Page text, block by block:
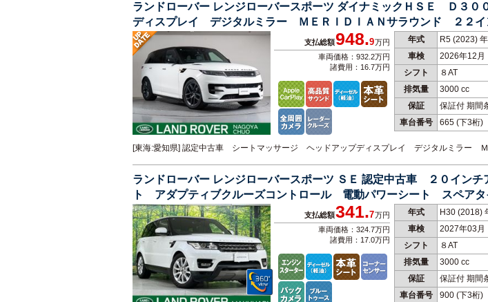
ランドローバー レンジローバースポーツ ダイナミックＨＳＥ Ｄ３
ディスプレイ デジタルミラー ＭＥＲＩＤＩＡＮサラウンド ２２
ンビエントライト エアサスペンション 全周囲カメラ年式 R5 (2023)
車検
2026年12月
シフト
８AT
排気量
3000 cc
保証
保証付 期間
車台番号
665 (下3桁)
支払総額948.9万円
車両価格：932.2万円
諸費用：16.7万円
[東海:愛知県] 認定中古車 シートマッサージ ヘッドアップディスプレイ デジタルミラー Ｍ
ランドローバー レンジローバースポーツ ＳＥ 認定中古車 ２０イン
ト アダプティブクルーズコントロール 電動パワーシート スペ
ックカメラ
年式 H30 (2018)
車検
2027年03月
シフト
８AT
排気量
3000 cc
保証
保証付 期間
車台番号
900 (下3桁)
支払総額341.7万円
車両価格：324.7万円
諸費用：17.0万円